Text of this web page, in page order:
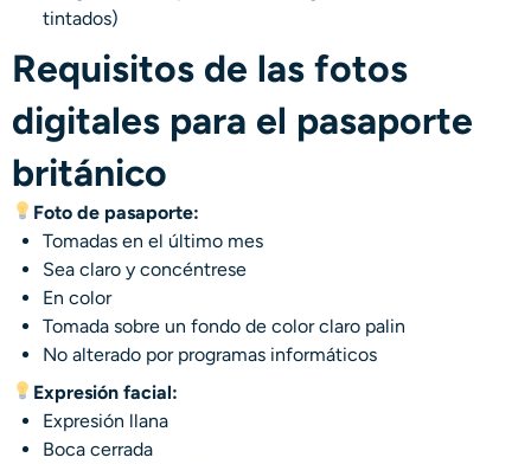
tintados)
Requisitos de las fotos
digitales para el pasaporte
británico
Foto de pasaporte:
Tomadas en el último mes
Sea claro y concéntrese
En color
Tomada sobre un fondo de color claro palin
No alterado por programas informáticos
Expresión facial:
Expresión llana
Boca cerrada